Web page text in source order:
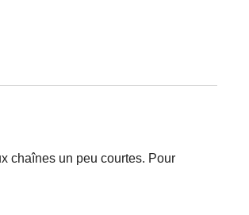
chaînes un peu courtes. Pour